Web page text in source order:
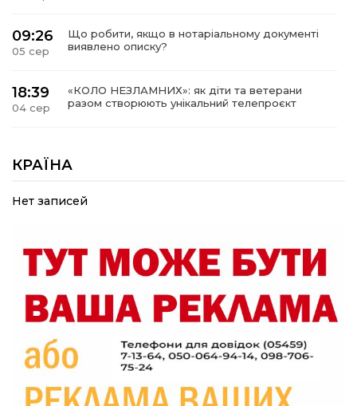
09:26
05 сер
Що робити, якщо в нотаріальному документі
виявлено описку?
18:39
04 сер
«КОЛО НЕЗЛАМНИХ»: як діти та ветерани
разом створюють унікальний телепроєкт
04 сер
прикордоння до втраченого дому
19:36
Пишіть листи самому собі, або як уникнути
19:29
30 лип
«Все закінчиться, приїду й одружуся…»: Пам’яті
26-річного Захисника Богдана Ємця (ВІДЕО)
20:06
Паливо по 100 грн та ризик дефіциту: чому в
28 лип
Житлові сертифікати, підготовка до зими та
підтримка ВПО: підсумки засідання виконкому
Краснопільської селищної ради
КРАЇНА
Нет записей